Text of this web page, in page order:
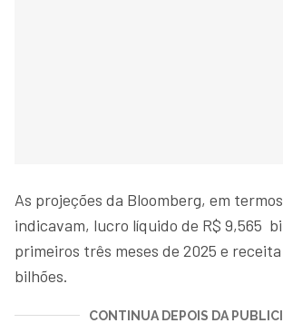
As projeções da Bloomberg, em
indicavam, lucro líquido de R$ 9,565
primeiros três meses de 2025 e
bilhões.
CONTINUA DEPOIS DA